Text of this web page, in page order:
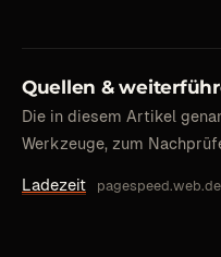
Quellen &
Die in diesem Artikel
Werkzeuge, zum
Ladezeit